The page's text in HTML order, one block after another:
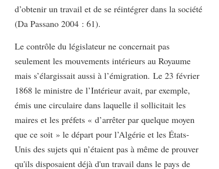
d’obtenir un travail et de se réintégrer dans la société
(Da Passano 2004 : 61).
Le contrôle du législateur ne concernait pas
seulement les mouvements intérieurs au Royaume
mais s’élargissait aussi à l’émigration. Le 23 février
1868 le ministre de l’Intérieur avait, par exemple,
émis une circulaire dans laquelle il sollicitait les
maires et les préfets « d’arrêter par quelque moyen
que ce soit » le départ pour l’Algérie et les États-
Unis des sujets qui n’étaient pas à même de prouver
qu'ils disposaient déjà d'un travail dans le pays de